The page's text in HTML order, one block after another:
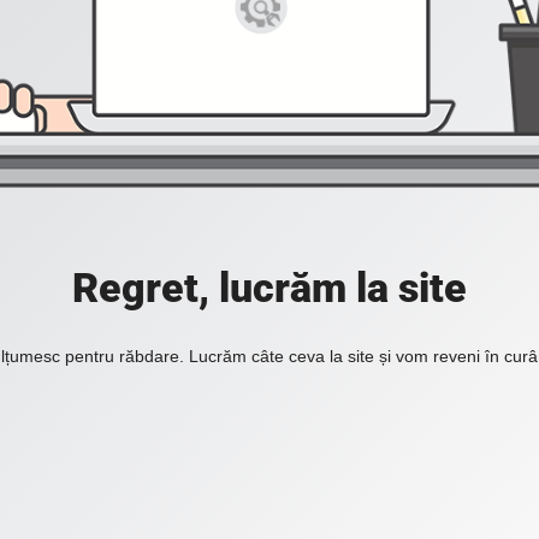
Regret, lucrăm la site
pentru răbdare. Lucrăm câte ceva la site și vom reveni în